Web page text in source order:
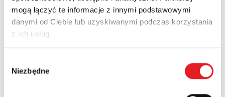
mogą łączyć te informacje z innymi podstawowymi
danymi od Ciebie lub uzyskiwanymi podczas korzystania
z ich usług.
zgody
Niezbędne
Nazwa firmy: